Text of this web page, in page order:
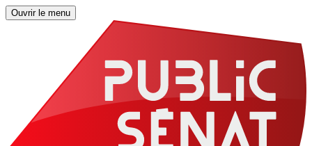
Ouvrir le menu